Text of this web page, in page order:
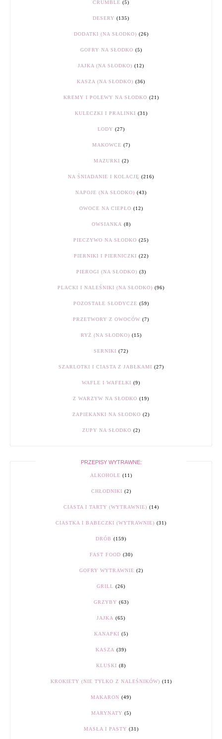
CRUMBLE (5)
DESERY (135)
DODATKI (NA SŁODKO) (26)
GOFRY NA SŁODKO (5)
JAJKA (NA SŁODKO) (12)
KASZA (NA SŁODKO) (36)
KREMY I POLEWY NA SŁODKO (21)
KULECZKI I PRALINKI (31)
LODY (27)
MAKOWCE (7)
MAZURKI (2)
NA ŚNIADANIE I KOLACJĘ (216)
NAPOJE (NA SŁODKO) (43)
OWOCE NA CIEPŁO (12)
OWSIANKA (8)
PIECZYWO NA SŁODKO (25)
PIERNIKI I PIERNICZKI (22)
PIEROGI (NA SŁODKO) (3)
PLACKI I NALEŚNIKI (NA SŁODKO) (96)
POZOSTAŁE SŁODYCZE (59)
PRZETWORY Z OWOCÓW (7)
RYŻ (NA SŁODKO) (15)
SERNIKI (72)
SZARLOTKI I CIASTA Z JABŁKAMI (27)
WAFLE I WAFELKI (9)
Z WARZYW NA SŁODKO (19)
ZAPIEKANKI NA SŁODKO (2)
ZUPY NA SŁODKO (2)
PRZEPISY WYTRAWNE:
ALKOHOLE (11)
CHŁODNIKI (2)
CIASTA I TARTY (WYTRAWNIE) (14)
CIASTKA I BABECZKI (WYTRAWNIE) (31)
DRÓB (159)
FAST FOOD (30)
GOFRY WYTRAWNIE (2)
GRILL (26)
GRZYBY (63)
JAJKA (65)
KANAPKI (5)
KASZA (39)
KLUSKI (8)
KROKIETY (NIE TYLKO Z NALEŚNIKÓW) (11)
MAKARON (49)
MARYNATY (5)
MASŁA I PASTY (31)